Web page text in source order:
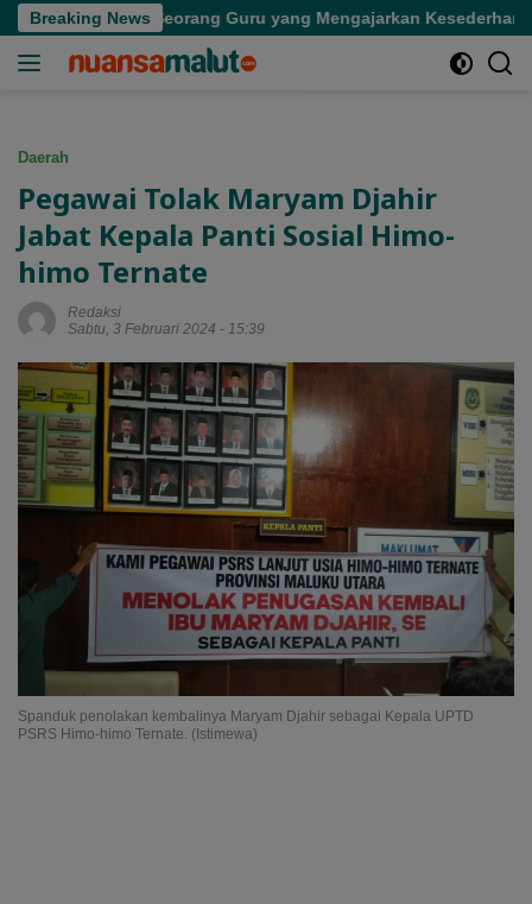
Langsung
ke
Breaking News
Seorang Guru yang Mengajarkan Kesederhanaan
Daerah
Pegawai Tolak Maryam Djahir
Jabat Kepala Panti Sosial Himo-
himo Ternate
Redaksi
Sabtu, 3 Februari 2024 - 15:39
Spanduk penolakan kembalinya Maryam Djahir sebagai Kepala UPTD
PSRS Himo-himo Ternate. (Istimewa)